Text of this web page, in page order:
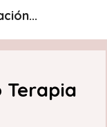
Terapia